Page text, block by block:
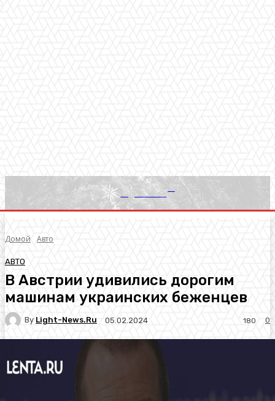
Light News
Домой Авто
АВТО
В Австрии удивились дорогим
машинам украинских беженцев
By Light-News.ru 05.02.2024 0
180